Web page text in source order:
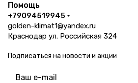
Помощь
+79094519945
golden-klimat1@yandex.ru
Краснодар ул. Российская 324
Подписаться на новости и акции